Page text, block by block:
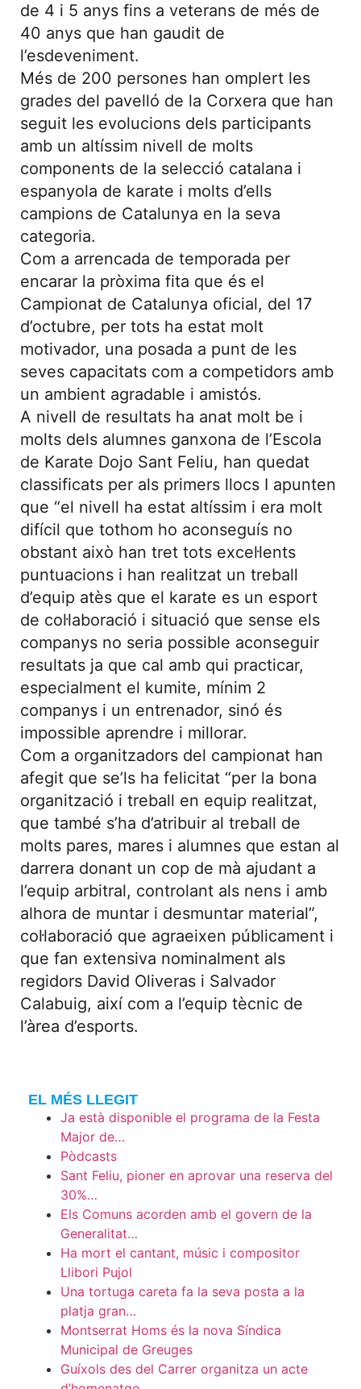
de 4 i 5 anys fins a veterans de més de
40 anys que han gaudit de
l’esdeveniment.
Més de 200 persones han omplert les
grades del pavelló de la Corxera que han
seguit les evolucions dels participants
amb un altíssim nivell de molts
components de la selecció catalana i
espanyola de karate i molts d’ells
campions de Catalunya en la seva
categoria.
Com a arrencada de temporada per
encarar la pròxima fita que és el
Campionat de Catalunya oficial, del 17
d’octubre, per tots ha estat molt
motivador, una posada a punt de les
seves capacitats com a competidors amb
un ambient agradable i amistós.
A nivell de resultats ha anat molt be i
molts dels alumnes ganxona de l’Escola
de Karate Dojo Sant Feliu, han quedat
classificats per als primers llocs I apunten
que “el nivell ha estat altíssim i era molt
difícil que tothom ho aconseguís no
obstant això han tret tots excel·lents
puntuacions i han realitzat un treball
d’equip atès que el karate es un esport
de col·laboració i situació que sense els
companys no seria possible aconseguir
resultats ja que cal amb qui practicar,
especialment el kumite, mínim 2
companys i un entrenador, sinó és
impossible aprendre i millorar.
Com a organitzadors del campionat han
afegit que se’ls ha felicitat “per la bona
organització i treball en equip realitzat,
que també s’ha d’atribuir al treball de
molts pares, mares i alumnes que estan al
darrera donant un cop de mà ajudant a
l’equip arbitral, controlant als nens i amb
alhora de muntar i desmuntar material”,
col·laboració que agraeixen públicament i
que fan extensiva nominalment als
regidors David Oliveras i Salvador
Calabuig, així com a l’equip tècnic de
l’àrea d’esports.
EL MÉS LLEGIT
Ja està disponible el programa de la Festa
Major de…
Pòdcasts
Sant Feliu, pioner en aprovar una reserva del
30%…
Els Comuns acorden amb el govern de la
Generalitat…
Ha mort el cantant, músic i compositor
Llibori Pujol
Una tortuga careta fa la seva posta a la
platja gran…
Montserrat Homs és la nova Síndica
Municipal de Greuges
Guíxols des del Carrer organitza un acte